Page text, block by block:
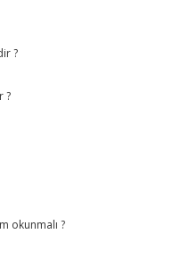
?
?
okunmalı ?